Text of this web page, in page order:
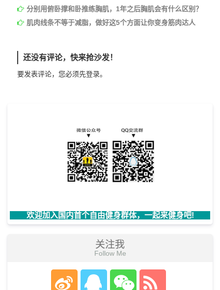
分别用俯卧撑和卧推练胸肌，1年之后胸肌会有什么区别？
肌肉线条不等于减脂，做好这5个方面让你变身筋肉达人
还没有评论，快来抢沙发！
要发表评论，您必须先登录。
欢迎加入国内首个自由健身群体，一起来健身吧!
关注我
Follow Me